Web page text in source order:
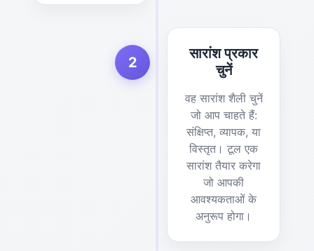
2
सारांश प्रकार
चुनें
वह सारांश शैली चुनें
जो आप चाहते हैं:
संक्षिप्त, व्यापक, या
विस्तृत। टूल एक
सारांश तैयार करेगा
जो आपकी
आवश्यकताओं के
अनुरूप होगा।